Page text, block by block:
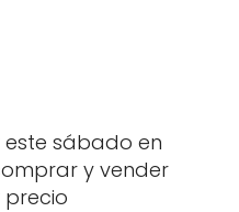
sábado en
y vender